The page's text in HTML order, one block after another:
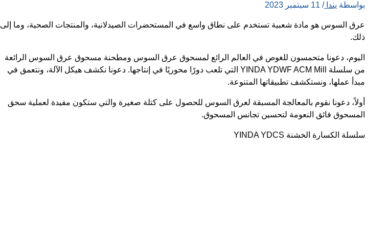
بواسطة يندا/ 11 سبتمبر 2023
عرق السوس هو مادة شعبية تستخدم على نطاق واسع في المستحضرات الصيدلانية، والمنتجات الصحية، وما إلى
ذلك.
اليوم، دعونا متحمسون للغوص في العالم الرائع لمسحوق عرق السوس ومطحنة مسحوق عرق السوس الرائعة
من سلسلة YINDA YDWF ACM Mill التي تلعب دورًا محوريًا في إنتاجها. دعونا نكشف هيكل الآلة، ونتعمق في
مبدأ عملها، ونستكشف تطبيقاتها المتنوعة.
أولاً، دعونا نقوم بالمعالجة المسبقة لعرق السوس للحصول على كتلة صغيرة والتي ستكون مفيدة لعملية سحق
المسحوق فائق النعومة لتحسين تجانس المسحوق.
سلسلة الكسارة الخشنة YINDA YDCS